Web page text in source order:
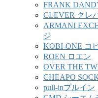
FRANK
CLEVER クレ
ARMANI
ジ
KOBI-ONE コ
ROEN ロエン
OVER THE
CHEAPO
pull-inプルイン